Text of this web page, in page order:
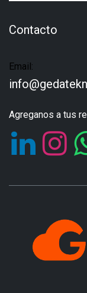
Contacto
Email:
Agreganos a tus